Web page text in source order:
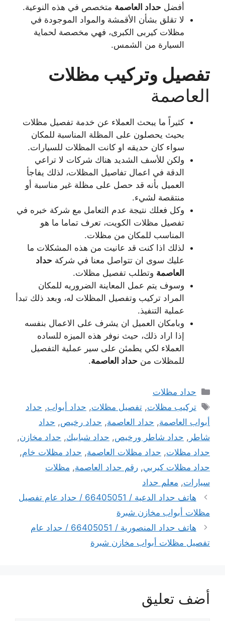
أفضل حداد العاصمة متخصص في هذه النوعية.
لا تقلق بشأن الأقمشة والمواد الموجودة في
مظلات كيربى الكبرى، فهي مخصصة لحماية
السيارة من الشمس.
تفصيل وتركيب مظلات
العاصمة
كثيراً ما يبحث العملاء عن خدمة تفصيل مظلات
بحيث يحصلون على المظلة المناسبة للمكان
سواء كان حديقه او كانت المظلات للسيارات.
ولكن للأسف الشديد هناك شركات لا تراعي
الدقة في اعمال تفاصيل المظلات، لذلك يفاجأ
العميل بأنه قد حصل على مظلة غير مناسبة أو
منتقصة لشيء.
وكل فعلك نتيجة عدم التعامل مع شركة خبره في
تفصيل مظلات الكويت، تعرف تماما ما هو
المناسب للمكان من مظلات.
لذلك اذا كنت قد عانيت من هذه المشكلات ما
عليك سوى ان تتواصل معنا في شركة حداد
العاصمة وتطلب تفصيل مظلات.
وسوف يتم عمل المعاينة الضروريه للمكان
المراد تركيب وتفصيل المظلات له، وبعد ذلك تبدأ
عملية التنفيذ.
وبامكان العميل ان يشرف على الاعمال بنفسه
إذا اراد ذلك، حيث نوفر هذه الميزه للساده
العملاء لكي يطمئن على سير عملية التفصيل
للمظلات من حداد العاصمة.
التصنيفات
حداد مظلات
الوسوم
تركيب مظلات,تفصيل مظلات, حداد أبواب, حداد
أبواب العاصمة, حداد العاصمة, حداد رخيص, حداد
شاطر , حداد شاطر ورخيص, حداد شبابيك, حداد مخازن,
حداد مظلات, حداد مظلات العاصمة, حداد مظلات خام,
حداد مظلات كيربي, رقم حداد العاصمة, مظلات
سيارات, معلم حداد
هاتف حداد الدعية / 66405051 / حداد عام تفصيل
مظلات أبواب مخازن شبرة
هاتف حداد المنصورية / 66405051 / حداد عام
تفصيل مظلات أبواب مخازن شبرة
أضف تعليق